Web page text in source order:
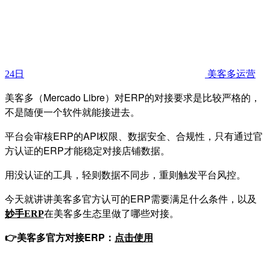
24日 美客多运营
美客多（Mercado Libre）对ERP的对接要求是比较严格的，
不是随便一个软件就能接进去。
平台会审核ERP的API权限、数据安全、合规性，只有通过官
方认证的ERP才能稳定对接店铺数据。
用没认证的工具，轻则数据不同步，重则触发平台风控。
今天就讲讲美客多官方认可的ERP需要满足什么条件，以及
妙手ERP在美客多生态里做了哪些对接。
👉美客多官方对接ERP： 点击使用